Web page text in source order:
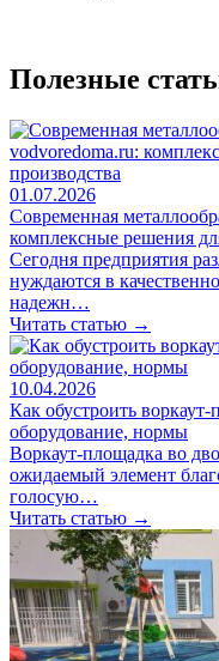
Полезные
01.07.2026
Современная
комплексные решения
Сегодня предприятия
нуждаются в
надежн…
Читать статью →
10.04.2026
Как обустроить
оборудование, нормы
Воркаут-площадка во
ожидаемый элемент
голосую…
Читать статью →